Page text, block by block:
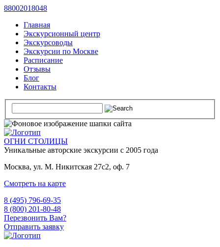
88002018048
Главная
Экскурсионный центр
Экскурсоводы
Экскурсии по Москве
Расписание
Отзывы
Блог
Контакты
ОГНИ СТОЛИЦЫ
Уникальные авторские экскурсии с 2005 года
Москва, ул. М. Никитская 27с2, оф. 7
Смотреть на карте
8 (495) 796-69-35
8 (800) 201-80-48
Перезвонить Вам?
Отправить заявку